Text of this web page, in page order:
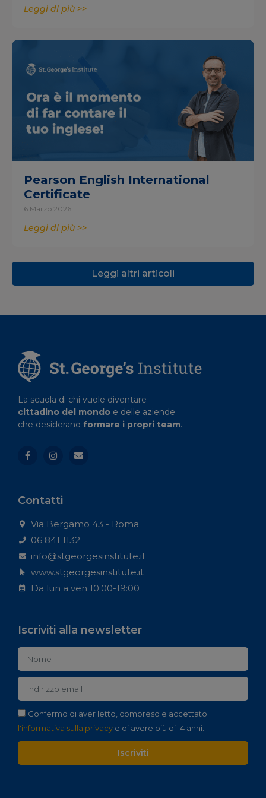
Leggi di più >>
Pearson English International
Certificate
6 Marzo 2026
Leggi di più >>
Leggi altri articoli
La scuola di chi vuole diventare
cittadino del mondo e delle aziende
che desiderano formare i propri team.
Contatti
Via Bergamo 43 - Roma
06 841 1132
info@stgeorgesinstitute.it
www.stgeorgesinstitute.it
Da lun a ven 10:00-19:00
Iscriviti alla newsletter
Confermo di aver letto, compreso e accettato
l'informativa sulla privacy e di avere più di 14 anni.
Iscriviti